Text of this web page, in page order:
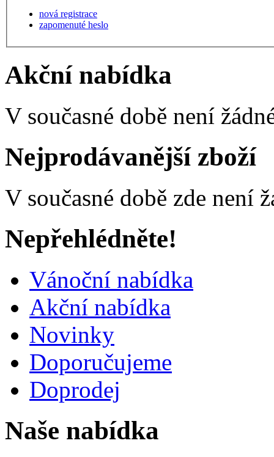
nová registrace
zapomenuté heslo
Akční nabídka
V současné době není
Nejprodávanější zboží
V současné době zde není
Nepřehlédněte!
Vánoční nabídka
Akční nabídka
Novinky
Doporučujeme
Doprodej
Naše nabídka